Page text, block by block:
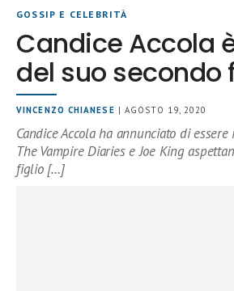
GOSSIP E CELEBRITÀ
Candice Accola
del suo secondo
VINCENZO CHIANESE | AGOSTO 19, 2020
Candice Accola ha annunciato di essere
The Vampire Diaries e Joe King
figlio […]